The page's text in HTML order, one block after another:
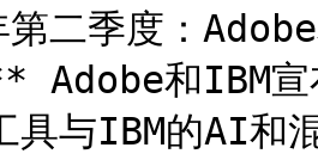
二季度：Adobe
Adobe和IBM宣
具与IBM的AI和